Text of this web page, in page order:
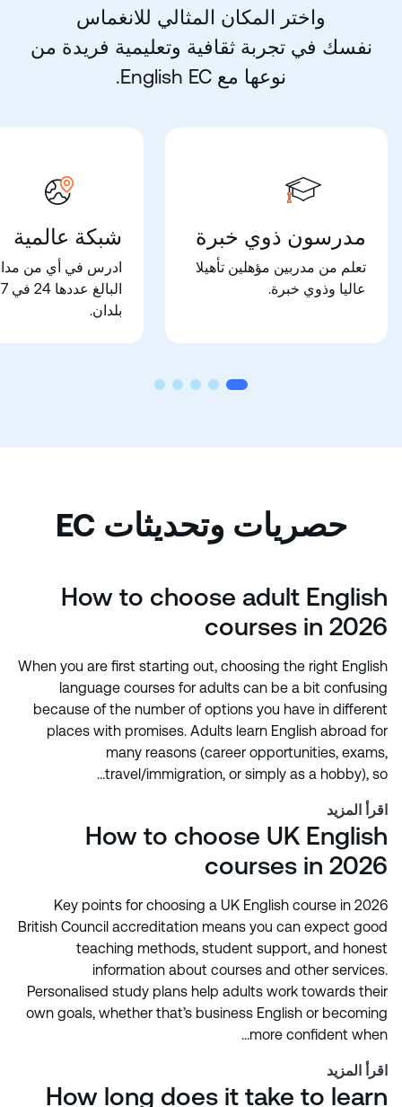
واختر المكان المثالي للانغماس
نفسك في تجربة ثقافية وتعليمية فريدة من
نوعها مع CE hsilgnE.
مدرسون ذوي خبرة
تعلم من مدربين مؤهلين تأهيلا
عاليا وذوي خبرة.
شبكة عالمية
ادرس في أي من
البالغ عددها 24 في 7
بلدان.
حصريات وتحديثات EC
How to choose adult English
courses in 2026
When you are first starting out, choosing the right English
language courses for adults can be a bit confusing
because of the number of options you have in different
places with promises. Adults learn English abroad for
many reasons (career opportunities, exams,
travel/immigration, or simply as a hobby), so…
اقرأ المزيد
How to choose UK English
courses in 2026
Key points for choosing a UK English course in 2026
British Council accreditation means you can expect good
teaching methods, student support, and honest
information about courses and other services.
Personalised study plans help adults work towards their
own goals, whether that’s business English or becoming
more confident when…
اقرأ المزيد
How long does it take to learn